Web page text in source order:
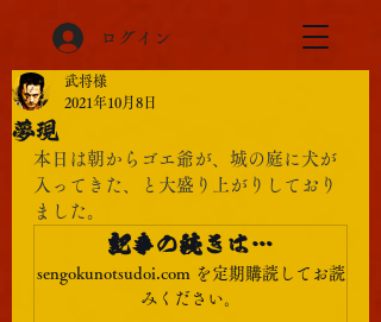
ログイン
夢現
武将様
2021年10月8日
本日は朝からゴエ爺が、城の庭に犬が
入ってきた、と大盛り上がりしており
ました。
記事の続きは…
sengokunotsudoi.com を定期購読してお読
みください。